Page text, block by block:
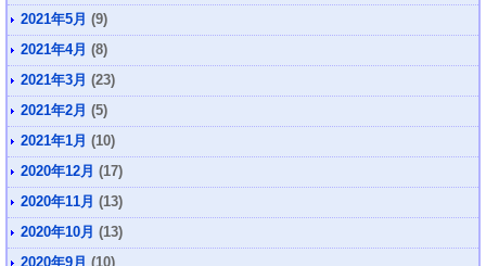
2021年5月 (9)
2021年4月 (8)
2021年3月 (23)
2021年2月 (5)
2021年1月 (10)
2020年12月 (17)
2020年11月 (13)
2020年10月 (13)
2020年9月 (10)